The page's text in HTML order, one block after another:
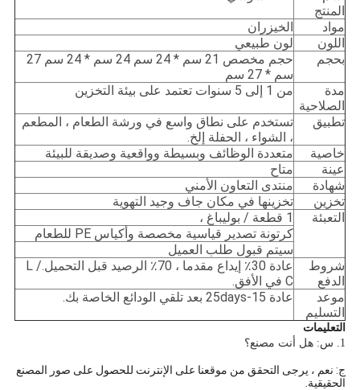
المنتج
مواد
الخيزران
اللون
لون طبيعي
بحجم
حجم مخصص 21 سم * 24 سم 24 سم * 24 سم 27
سم * 27 سم
مدة
الصلاحية
من 1 إلى 5 سنوات تعتمد على بيئة التخزين
تطبيق
تستخدم على نطاق واسع في ورشة الطعام ، المطعم
، الشواء ، الحفلة إلخ.
خاصية
متعددة الوظائف وبسيطة وواقعية وصديقة للبيئة
عينة
متاح
شهادة
منتدى التعاون الأمني
تخزين
تخزينها في مكان جاف وجيد التهوية
التعبئة
1 قطعة / بوليباغ ،
كرتونة تصدير قياسية مخصصة وأكياس PE للطعام
سيتم قبول طلب العميل
شروط
الدفع
عادة 30٪ إيداع مقدما ، 70٪ الرصيد قبل التحميل.L /
C في الأفق.
موعد
التسليم
عادة 15-25days بعد تلقي الودائع الخاصة بك.
التعليمات
1. س: هل أنت مصنع؟
ج: نعم ، يرجى التحقق من موقعنا على الإنترنت للحصول على صور المصنع
الحقيقية.